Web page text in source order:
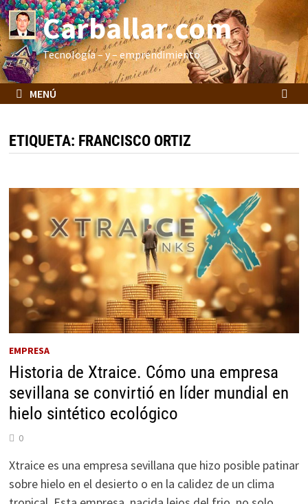
Saltar
al
contenidoCarballar.com
Tecnología – y – emprendimiento
MENÚ
ETIQUETA: FRANCISCO ORTIZ
EMPRESA
Historia de Xtraice. Cómo una empresa
sevillana se convirtió en líder mundial en
hielo sintético ecológico
0
Xtraice es una empresa sevillana que hizo posible patinar
sobre hielo en el desierto o en la calidez de un clima